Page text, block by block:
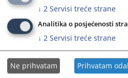
2549
↓ 2 Servisi treće strane
Analitika o posjećenosti
↓ 2 Servisi treće strane
Ne prihvatam Prihvatam